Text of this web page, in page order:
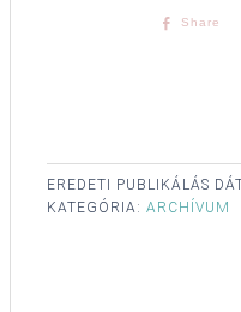
Share
EREDETI PUBLIKÁLÁS
KATEGÓRIA: ARCHÍVUM